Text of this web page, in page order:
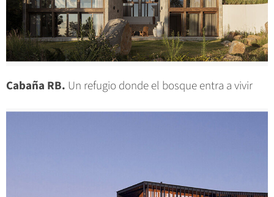
Cabaña RB. Un refugio donde el bosque entra a vivir